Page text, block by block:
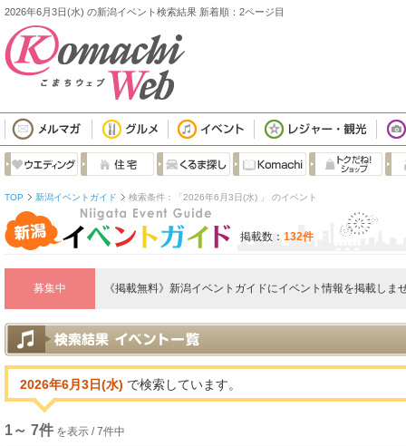
2026年6月3日(水) の新潟イベント検索結果 新着順：2ページ目
TOP 新潟イベントガイド 検索条件：「2026年6月3日(水) 」 のイベント
掲載数： 132件
募集中 《掲載無料》新潟イベントガイドにイベント情報を掲載しま
2026年6月3日(水) で検索しています。
1～ 7件 を表示 / 7件中